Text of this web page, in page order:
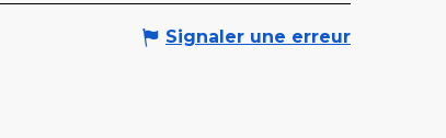
Signaler une erreur